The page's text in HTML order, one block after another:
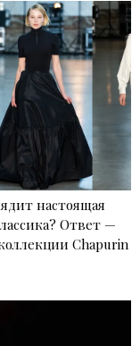
настоящая
Ответ —
Chapurin